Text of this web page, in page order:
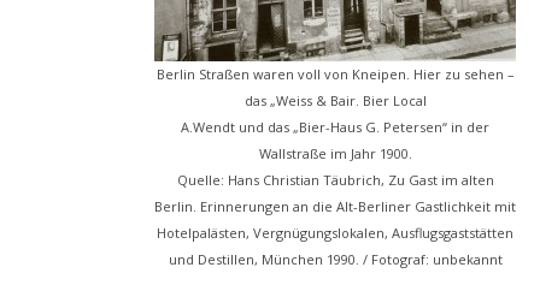
Berlin Straßen waren voll von Kneipen. Hier zu sehen –
das „Weiss & Bair. Bier Local
A.Wendt und das „Bier-Haus G. Petersen“ in der
Wallstraße im Jahr 1900.
Quelle: Hans Christian Täubrich, Zu Gast im alten
Berlin. Erinnerungen an die Alt-Berliner Gastlichkeit mit
Hotelpalästen, Vergnügungslokalen, Ausflugsgaststätten
und Destillen, München 1990. / Fotograf: unbekannt